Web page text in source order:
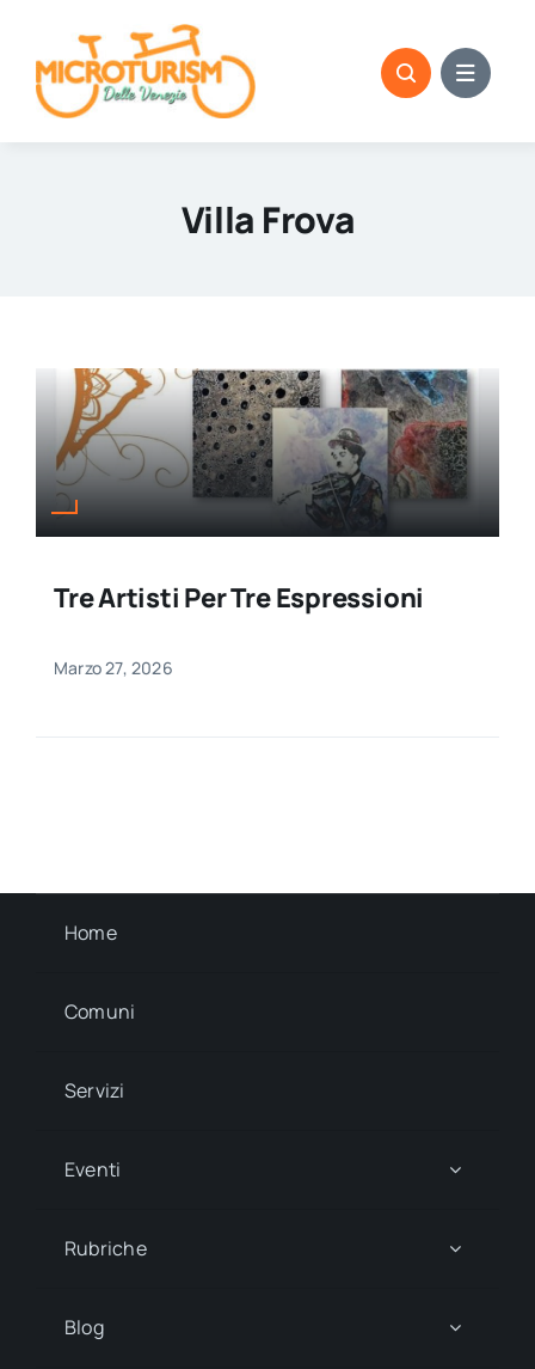
content
Villa Frova
Tre Artisti Per Tre Espressioni
Marzo 27, 2026
Home
Comuni
Servizi
Eventi
Rubriche
Blog